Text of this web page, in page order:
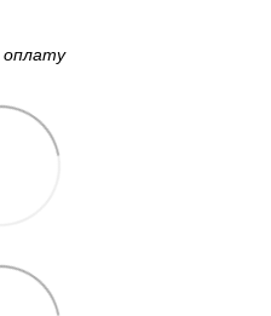
оплату